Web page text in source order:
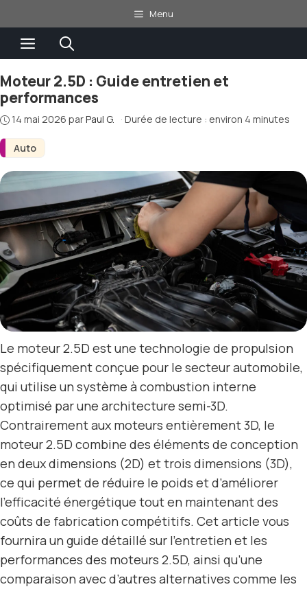
au
contenu
Menu
Menu
Auto
Moteur 2.5D : Guide entretien et
performances
14 mai 2026 parPaul G. · Durée de lecture : environ 4 minutes
Le moteur 2.5D est une technologie de propulsion
spécifiquement conçue pour le secteur automobile,
qui utilise un système à combustion interne
optimisé par une architecture semi-3D.
Contrairement aux moteurs entièrement 3D, le
moteur 2.5D combine des éléments de conception
en deux dimensions (2D) et trois dimensions (3D),
ce qui permet de réduire le poids et d’améliorer
l’efficacité énergétique tout en maintenant des
coûts de fabrication compétitifs. Cet article vous
fournira un guide détaillé sur l’entretien et les
performances des moteurs 2.5D, ainsi qu’une
comparaison avec d’autres alternatives comme les